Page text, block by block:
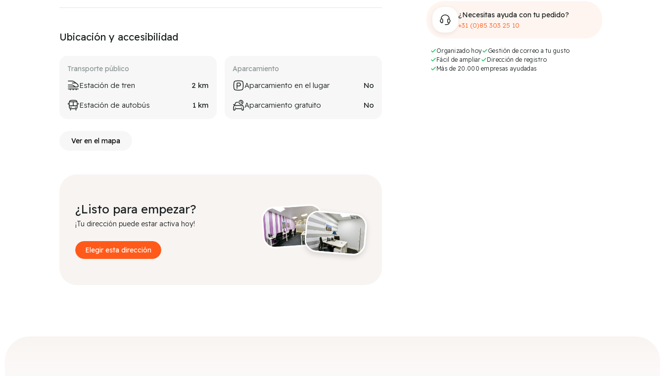
Ubicación y accesibilidad
Transporte público
Estación de tren 2 km
Estación de autobús 1km
Aparcamiento
Aparcamiento en el lugar No
Aparcamiento gratuito No
Ver en el mapa
¿Listo para empezar?
¡Tu dirección puede estar activa hoy!
Elegir esta dirección
¿Necesitas ayuda con tu pedido?
+31 (0)85 303 25 10
Organizado hoy
Gestión de correo a tu gusto
Fácil de ampliar
Dirección de registro
Más de 20.000 empresas ayudadas